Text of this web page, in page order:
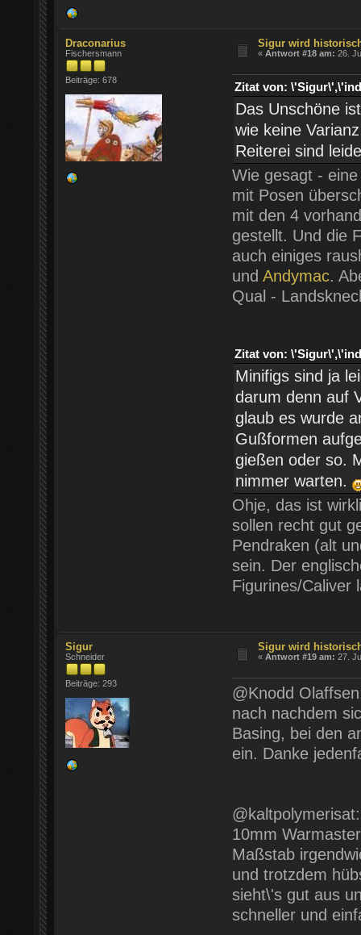
Draconarius
Fischersmann
Beiträge: 678
Sigur wird
«Antwort #18 am: 26.
Zitat von:
Das Unschöne
wie keine
Reiterei sind
Wie gesagt -
mit Posen
mit den 4
gestellt. Und die
auch einiges
und Andymac.
Qual -
Zitat von:
Minifigs sind ja
darum denn auf
glaub es wurde
Gußformen
gießen oder so.
nimmer warten.
Ohje, das ist
sollen recht gut
Pendraken (alt
sein. Der
Figurines/
Sigur
Schneider
Beiträge: 293
Sigur wird
«Antwort #19 am: 27.
@Knodd
nach nachdem
Basing, bei den
ein. Danke
10mm
Maßstab
und trotzdem
sieht\'s gut aus
schneller und